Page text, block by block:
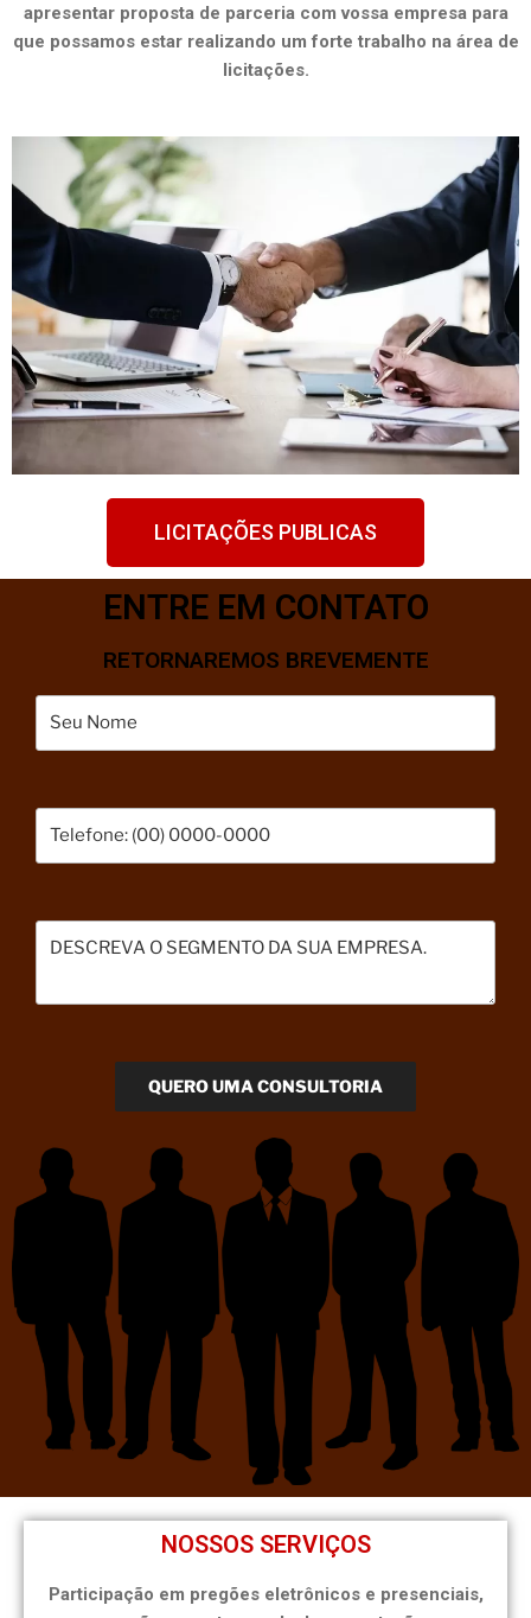
apresentar proposta de parceria com vossa empresa para
que possamos estar realizando um forte trabalho na área de
licitações.
LICITAÇÕES PUBLICAS
ENTRE EM CONTATO
RETORNAREMOS BREVEMENTE
NOSSOS SERVIÇOS
Participação em pregões eletrônicos e presenciais,